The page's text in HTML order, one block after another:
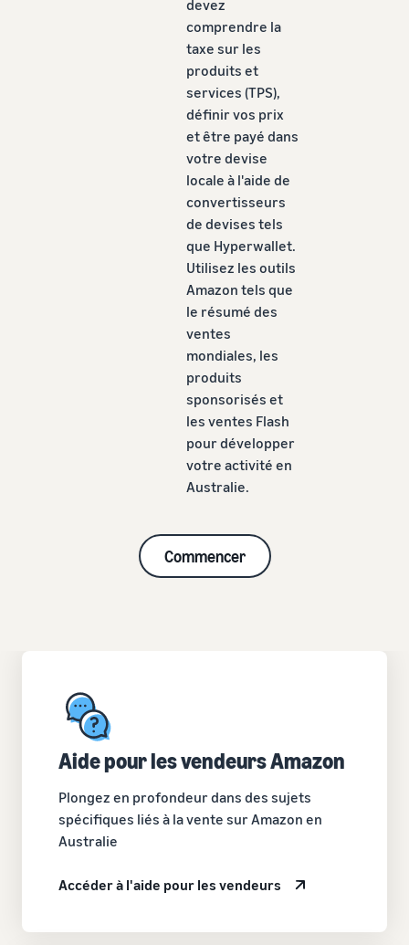
devez
comprendre la
taxe sur les
produits et
services (TPS),
définir vos prix
et être payé dans
votre devise
locale à l'aide de
convertisseurs
de devises tels
que Hyperwallet.
Utilisez les outils
Amazon tels que
le résumé des
ventes
mondiales, les
produits
sponsorisés et
les ventes Flash
pour développer
votre activité en
Australie.
Commencer
Aide pour les vendeurs Amazon
Plongez en profondeur dans des sujets
spécifiques liés à la vente sur Amazon en
Australie
Accéder à l'aide pour les vendeurs